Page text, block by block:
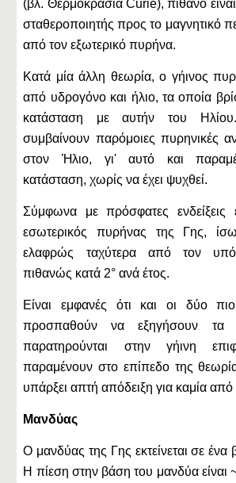
(βλ. Θερμοκρασία Curie), πιθανό
σταθεροποιητής προς το μαγνητικό
από τον εξωτερικό πυρήνα.
Κατά μία άλλη θεωρία, ο γήινος
από υδρογόνο και ήλιο, τα οποία
κατάσταση με αυτήν του
συμβαίνουν παρόμοιες πυρηνικές
στον Ήλιο, γι' αυτό και
κατάσταση, χωρίς να έχει ψυχθεί.
Σύμφωνα με πρόσφατες ενδείξεις
εσωτερικός πυρήνας της Γης,
ελαφρώς ταχύτερα από τον
πιθανώς κατά 2° ανά έτος.
Είναι εμφανές ότι και οι δύο
προσπαθούν να εξηγήσουν τα
παρατηρούνται στην γήινη
παραμένουν στο επίπεδο της
υπάρξει απτή απόδειξη για καμία από
Μανδύας
Ο μανδύας της Γης εκτείνεται σε
Η πίεση στην βάση του μανδύα είναι